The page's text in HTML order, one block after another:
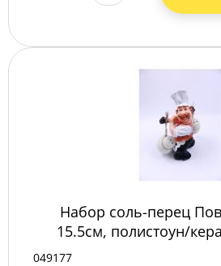
Набор соль-перец
15.5см, полистоун/
049177